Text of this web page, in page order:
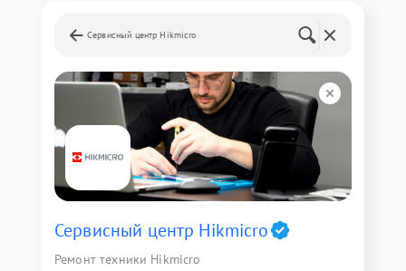
Сервисный центр Hikmicro
Сервисный центр Hikmicro
Ремонт техники Hikmicro